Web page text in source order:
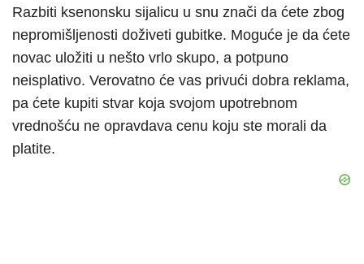
Razbiti ksenonsku sijalicu u snu znači da ćete zbog
nepromišljenosti doživeti gubitke. Moguće je da ćete
novac uložiti u nešto vrlo skupo, a potpuno
neisplativo. Verovatno će vas privući dobra reklama,
pa ćete kupiti stvar koja svojom upotrebnom
vrednošću ne opravdava cenu koju ste morali da
platite.